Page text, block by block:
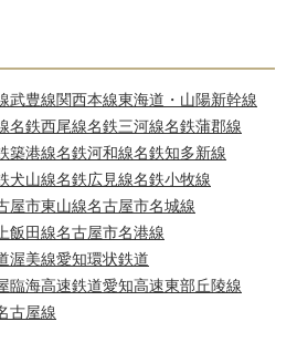
武豊線関西本線東海道・山陽新幹線
名鉄西尾線名鉄三河線名鉄蒲郡線
築港線名鉄河和線名鉄知多新線
犬山線名鉄広見線名鉄小牧線
屋市東山線名古屋市名城線
飯田線名古屋市名港線
渥美線愛知環状鉄道
臨海高速鉄道愛知高速東部丘陵線
古屋線